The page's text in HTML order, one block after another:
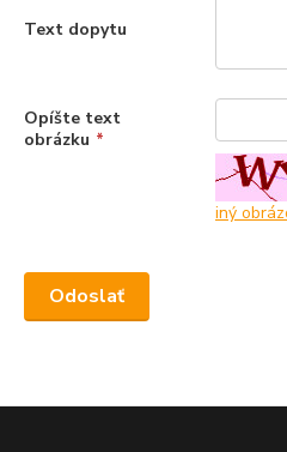
Text dopytu
Opíšte text
obrázku *
iný